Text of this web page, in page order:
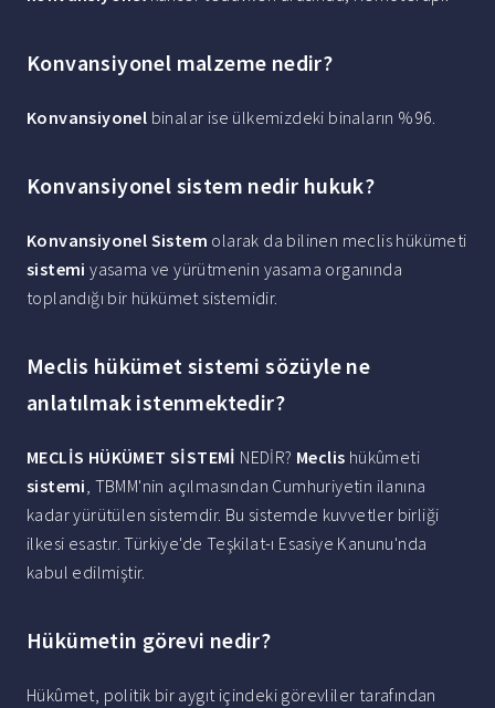
Konvansiyonel malzeme nedir?
Konvansiyonel binalar ise ülkemizdeki binaların %96.
Konvansiyonel sistem nedir hukuk?
Konvansiyonel Sistem olarak da bilinen meclis hükümeti
sistemi yasama ve yürütmenin yasama organında
toplandığı bir hükümet sistemidir.
Meclis hükümet sistemi sözüyle ne
anlatılmak istenmektedir?
MECLİS HÜKÜMET SİSTEMİ NEDİR? Meclis hükûmeti
sistemi, TBMM'nin açılmasından Cumhuriyetin ilanına
kadar yürütülen sistemdir. Bu sistemde kuvvetler birliği
ilkesi esastır. Türkiye'de Teşkilat-ı Esasiye Kanunu'nda
kabul edilmiştir.
Hükümetin görevi nedir?
Hükûmet, politik bir aygıt içindeki görevliler tarafından